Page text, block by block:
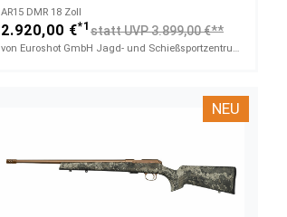
AR15 DMR 18 Zoll
2.920,00 €*1 statt UVP 3.899,00 €**
NEU